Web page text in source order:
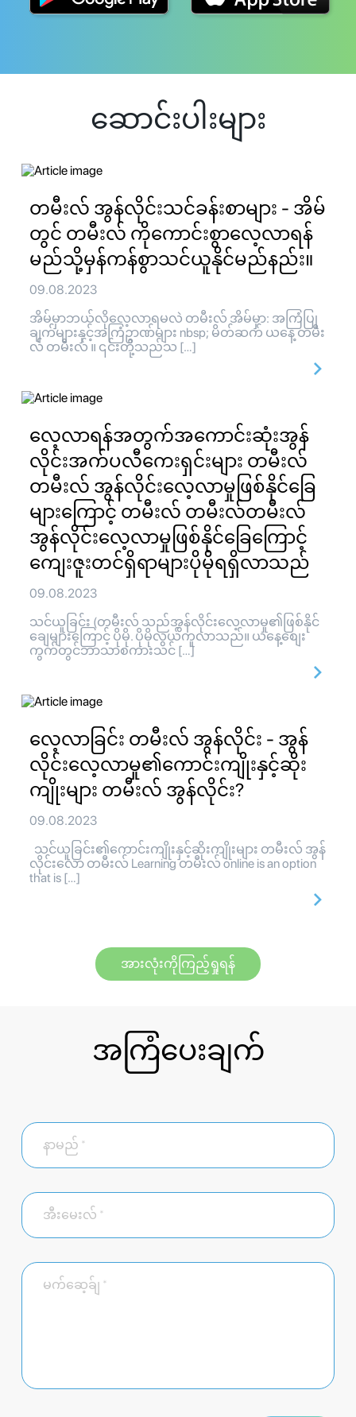
ဆောင်းပါးများ
တမီးလ် အွန်လိုင်းသင်ခန်းစာများ - အိမ်
တွင် တမီးလ် ကိုကောင်းစွာလေ့လာရန်
မည်သို့မှန်ကန်စွာသင်ယူနိုင်မည်နည်း။
09.08.2023
အိမ်မှာဘယ်လိုလေ့လာရမလဲ တမီးလ် အိမ်မှာ: အကြံပြု
ချက်များနှင့်အကြံဥာဏ်များ nbsp; မိတ်ဆက် ယနေ့ တမီး
လ် တမီးလ် ။ ၎င်းတို့သည်သ […]
လေ့လာရန်အတွက်အကောင်းဆုံးအွန်
လိုင်းအက်ပလီကေးရှင်းများ တမီးလ်
တမီးလ် အွန်လိုင်းလေ့လာမှုဖြစ်နိုင်ခြေ
များကြောင့် တမီးလ် တမီးလ်တမီးလ်
အွန်လိုင်းလေ့လာမှုဖြစ်နိုင်ခြေကြောင့်
ကျေးဇူးတင်ရှိရာများပိုမိုရရှိလာသည်
09.08.2023
သင်ယူခြင်း (တမီးလ် သည်အွန်လိုင်းလေ့လာမှု၏ဖြစ်နိုင်
ချေများကြောင့် ပိုမို. ပိုမိုလွယ်ကူလာသည်။ ယနေ့စျေး
ကွက်တွင်ဘာသာစကားသင် […]
လေ့လာခြင်း တမီးလ် အွန်လိုင်း - အွန်
လိုင်းလေ့လာမှု၏ကောင်းကျိုးနှင့်ဆိုး
ကျိုးများ တမီးလ် အွန်လိုင်း?
09.08.2023
သင်ယူခြင်း၏ကောင်းကျိုးနှင့်ဆိုးကျိုးများ တမီးလ် အွန်
လိုင်းလော တမီးလ် Learning တမီးလ် online is an option
that is […]
အားလုံးကိုကြည့်ရှုရန်
အကြံပေးချက်